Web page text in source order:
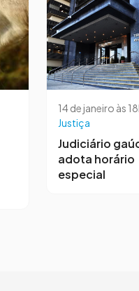
14 de janeiro às
Justiça
Judiciário
adota horário
especial